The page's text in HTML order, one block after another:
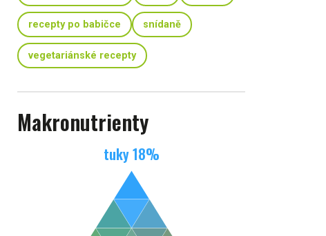
recepty po babičce snídaně
vegetariánské recepty
Makronutrienty
tuky18%